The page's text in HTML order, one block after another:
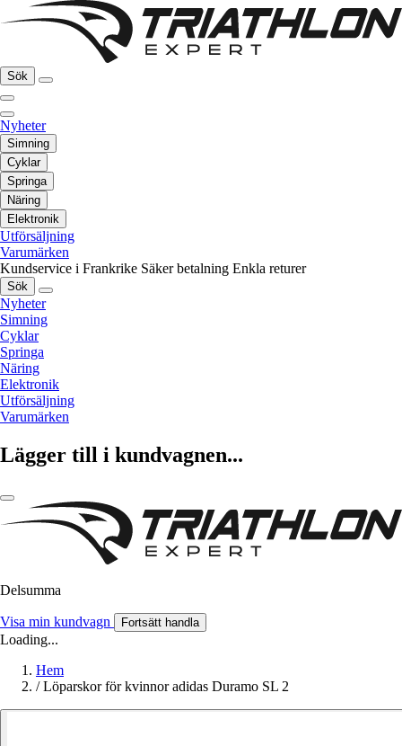
Sök
Nyheter
Simning
Cyklar
Springa
Näring
Elektronik
Utförsäljning
Varumärken
Kundservice i Frankrike Säker betalning Enkla returer
Sök
Nyheter
Simning
Cyklar
Springa
Näring
Elektronik
Utförsäljning
Varumärken
Lägger till i kundvagnen...
Delsumma
Visa min kundvagn Fortsätt handla
Loading...
Hem
/ Löparskor för kvinnor adidas Duramo SL 2